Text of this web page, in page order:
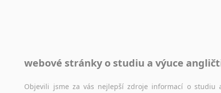
Jazykový korpus je elektronický soubor autentických
původního zdroje textu.
webové stránky o studiu a výuce
Objevili jsme za vás nejlepší zdroje informací o studiu